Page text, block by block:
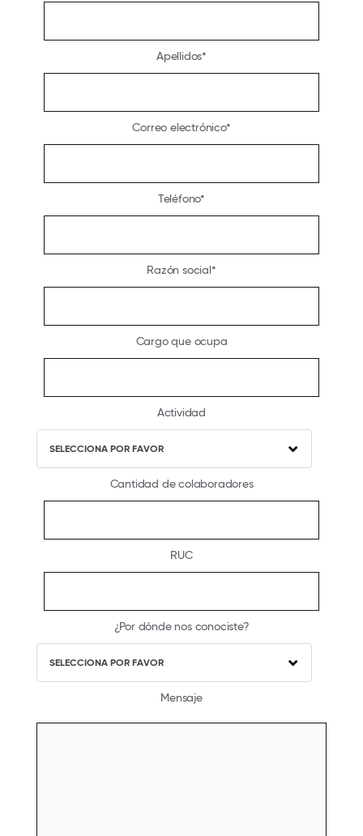
Apellidos
Correo electrónico
Teléfono
Razón social
Cargo que ocupa
Actividad
SELECCIONA POR FAVOR
Cantidad de colaboradores
RUC
¿Por dónde nos conociste?
SELECCIONA POR FAVOR
Mensaje